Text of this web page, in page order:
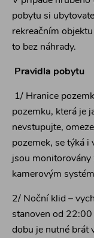
pobytu si
rekreačním
to bez
Pravidla pobytu
1/ Hranice
pozemku, která je
nevstupujte,
pozemek, se týká i
jsou monitorovány
kamerovým
2/ Noční klid –
stanoven od
dobu je nutné brát